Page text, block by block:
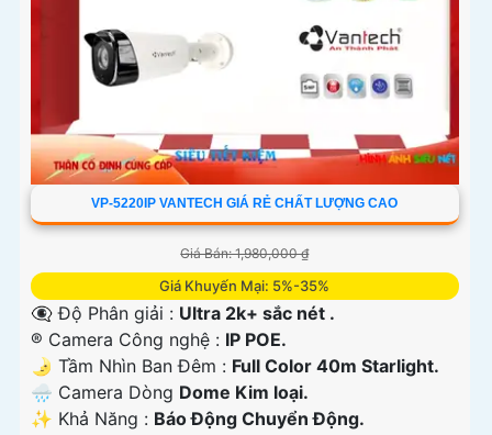
VP-5220IP VANTECH GIÁ RẺ CHẤT LƯỢNG CAO
Giá Bán: 1,980,000 ₫
Giá Khuyến Mại: 5%-35%
👁️‍🗨 Độ Phân giải : Ultra 2k+ sắc nét .
®️ Camera Công nghệ : IP POE.
🌛 Tầm Nhìn Ban Đêm : Full Color 40m Starlight.
🌧️ Camera Dòng Dome Kim loại.
️✨ Khả Năng : Báo Động Chuyển Động.